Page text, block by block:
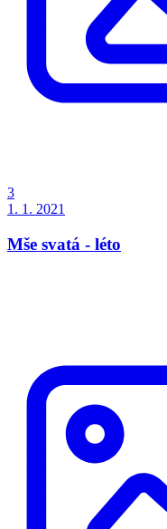
3
1. 1. 2021
Mše svatá - léto